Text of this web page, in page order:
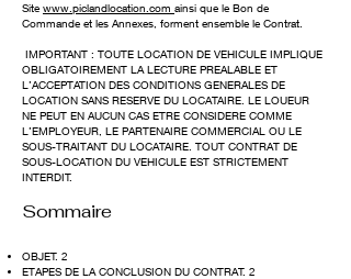
Site www.piclandlocation.com ainsi que le Bon de
Commande et les Annexes, forment ensemble le Contrat.
IMPORTANT : TOUTE LOCATION DE VEHICULE IMPLIQUE
OBLIGATOIREMENT LA LECTURE PREALABLE ET
L’ACCEPTATION DES CONDITIONS GENERALES DE
LOCATION SANS RESERVE DU LOCATAIRE. LE LOUEUR
NE PEUT EN AUCUN CAS ETRE CONSIDERE COMME
L’EMPLOYEUR, LE PARTENAIRE COMMERCIAL OU LE
SOUS-TRAITANT DU LOCATAIRE. TOUT CONTRAT DE
SOUS-LOCATION DU VEHICULE EST STRICTEMENT
INTERDIT.
Sommaire
OBJET. 2
ETAPES DE LA CONCLUSION DU CONTRAT. 2